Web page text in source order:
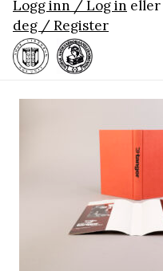
Logg inn / Log in eller
deg / Register